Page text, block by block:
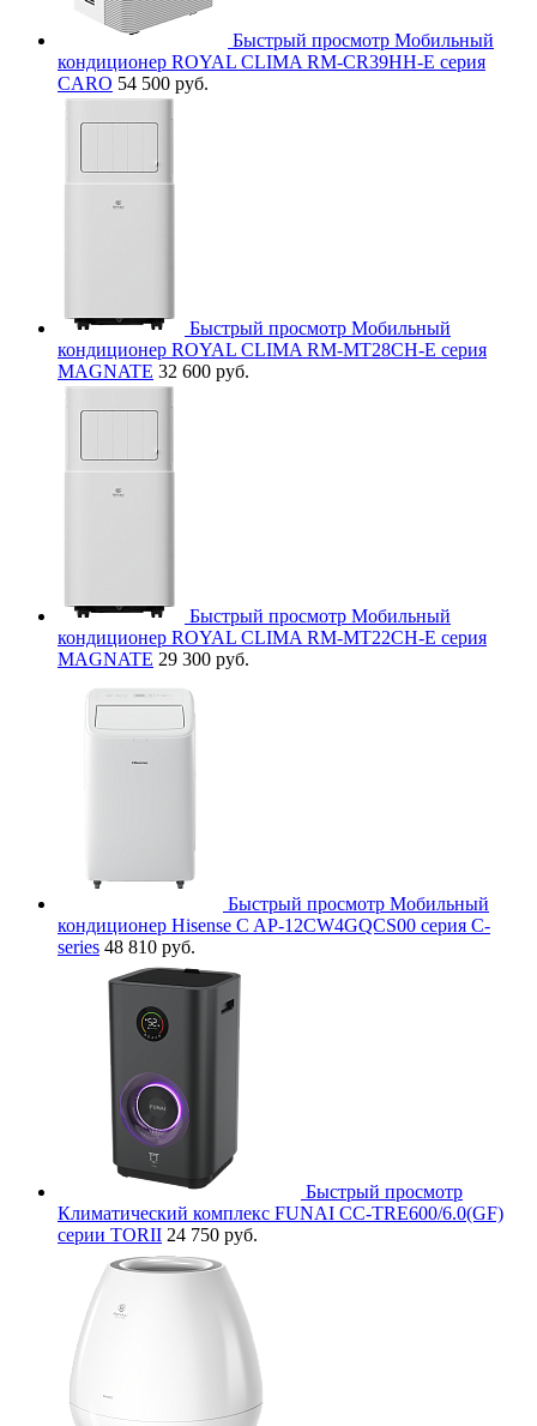
Быстрый просмотр Мобильный
кондиционер ROYAL CLIMA RM-CR39HH-E серия
CARO 54 500 руб.
Быстрый просмотр Мобильный
кондиционер ROYAL CLIMA RM-MT28CH-E серия
MAGNATE 32 600 руб.
Быстрый просмотр Мобильный
кондиционер ROYAL CLIMA RM-MT22CH-E серия
MAGNATE 29 300 руб.
Быстрый просмотр Мобильный
кондиционер Hisense C AP-12CW4GQCS00 серия C-
series 48 810 руб.
Быстрый просмотр
Климатический комплекс FUNAI CC-TRE600/6.0(GF)
серии TORII 24 750 руб.